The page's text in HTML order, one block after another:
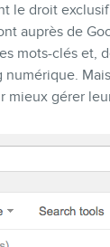
le droit
auprès de
mots-clés et,
gérer